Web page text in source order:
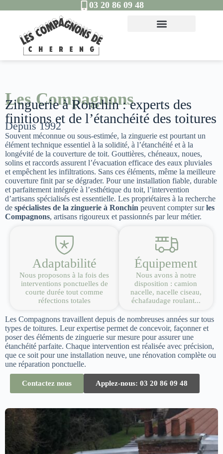
03 20 86 09 48
Les Compagnons
Zinguerie à Ronchin : experts des
finitions et de l’étanchéité des toitures
Depuis 1992
Souvent méconnue ou sous-estimée, la zinguerie est pourtant un
élément technique essentiel à la solidité, à l’étanchéité et à la
longévité de la couverture de toit. Gouttières, chéneaux, noues,
solins et raccords assurent l’évacuation efficace des eaux pluviales
et empêchent les infiltrations. Sans ces éléments, même la meilleure
couverture finit par se dégrader. Pour une installation fiable, durable
et parfaitement intégrée à l’esthétique du toit, l’intervention
d’artisans spécialisés est essentielle. Les propriétaires à la recherche
de spécialistes de la zinguerie à Ronchin peuvent compter surles
Compagnons, artisans rigoureux et passionnés par leur métier.
Adaptabilité
Nous proposons à la fois des
interventions ponctuelles de
courte durée tout comme
réfections totales
Équipement
Nous avons à notre
disposition : camion
nacelle, nacelle ciseau,
échafaudage roulant...
Les Compagnons travaillent depuis de nombreuses années sur tous
types de toitures. Leur expertise permet de concevoir, façonner et
poser des éléments de zinguerie sur mesure pour assurer une
étanchéité parfaite. Chaque intervention est réalisée avec précision,
que ce soit pour une installation neuve, une rénovation complète ou
une réparation ponctuelle.
Contactez nous Applez-nous: 03 20 86 09 48